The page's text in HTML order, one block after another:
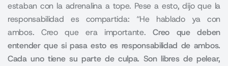
estaban con la adrenalina a tope. Pese a esto, dijo que la
responsabilidad es compartida: “He hablado ya con
ambos. Creo que era importante.Creo que deben
entender que si pasa esto es responsabilidad de ambos.
Cada uno tiene su parte de culpa. Son libres de pelear,